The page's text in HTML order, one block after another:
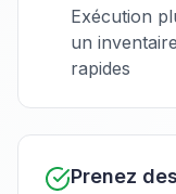
Exécution
un
rapides
Prenez